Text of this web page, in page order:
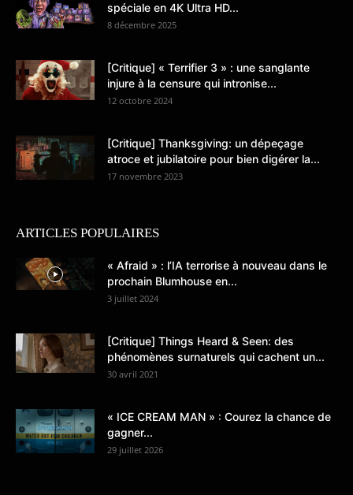
spéciale en 4K Ultra HD...
8 décembre 2025
[Critique] « Terrifier 3 » : une sanglante
injure à la censure qui intronise...
12 octobre 2024
[Critique] Thanksgiving: un dépeçage
atroce et jubilatoire pour bien digérer la...
17 novembre 2023
ARTICLES POPULAIRES
« Afraid » : l’IA terrorise à nouveau dans le
prochain Blumhouse en...
3 juillet 2024
[Critique] Things Heard & Seen: des
phénomènes surnaturels qui cachent un...
30 avril 2021
« ICE CREAM MAN » : Courez la chance de
gagner...
29 juillet 2026